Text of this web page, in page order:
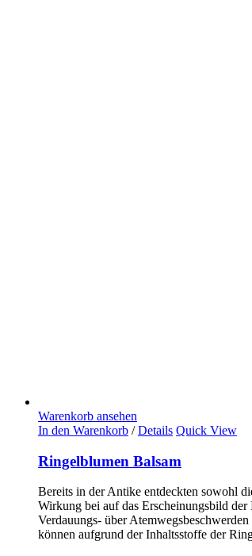
Warenkorb ansehen
In den Warenkorb / Details Quick View
Ringelblumen Balsam
Bereits in der Antike entdeckten sowohl
Wirkung bei auf das Erscheinungsbild
Verdauungs- über
können aufgrund der Inhaltsstoffe der